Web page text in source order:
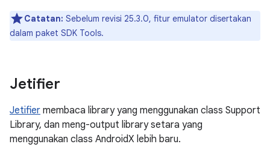
Catatan: Sebelum revisi 25.3.0, fitur emulator disertakan
dalam paket SDK Tools.
Jetifier
Jetifier membaca library yang menggunakan class Support
Library, dan meng-output library setara yang
menggunakan class AndroidX lebih baru.